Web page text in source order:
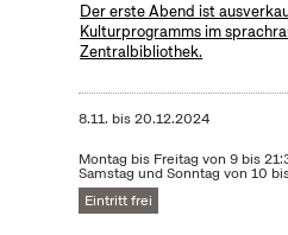
Der erste Abend ist
Kulturprogramms im
Zentralbibliothek.
8.11. bis20.12.2024
Montag bis Freitag von 9 bis
Samstag und Sonntag von 10
Eintritt frei